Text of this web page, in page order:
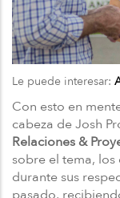
Le puede interesar:
Con esto en
cabeza de Josh
Relaciones &
sobre el tema,
durante sus